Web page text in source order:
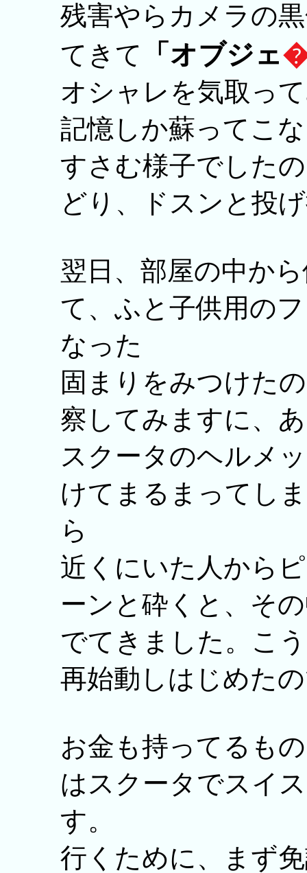
残害やらカメラの
てきて
「オブジェ
オシャレを気取っ
記憶しか蘇ってこ
すさむ様子でした
どり、ドスンと投
翌日、部屋の中か
て、ふと子供用の
なった
固まりをみつけた
察してみますに、
スクータのヘルメ
けてまるまってし
ら
近くにいた人から
ーンと砕くと、そ
でてきました。こ
再始動しはじめた
お金も持ってるも
はスクータでスイ
す。
行くために、まず